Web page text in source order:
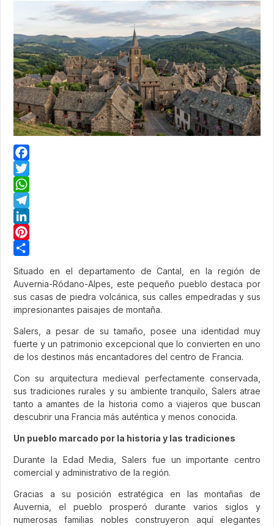
Facebook
Twitter
WhatsApp
Telegram
LinkedIn
Pinterest
Situado en el departamento de Cantal, en la región de
Auvernia-Ródano-Alpes, este pequeño pueblo destaca por
sus casas de piedra volcánica, sus calles empedradas y sus
impresionantes paisajes de montaña.
Salers, a pesar de su tamaño, posee una identidad muy
fuerte y un patrimonio excepcional que lo convierten en uno
de los destinos más encantadores del centro de Francia.
Con su arquitectura medieval perfectamente conservada,
sus tradiciones rurales y su ambiente tranquilo, Salers atrae
tanto a amantes de la historia como a viajeros que buscan
descubrir una Francia más auténtica y menos conocida.
Un pueblo marcado por la historia y las tradiciones
Durante la Edad Media, Salers fue un importante centro
comercial y administrativo de la región.
Gracias a su posición estratégica en las montañas de
Auvernia, el pueblo prosperó durante varios siglos y
numerosas familias nobles construyeron aquí elegantes